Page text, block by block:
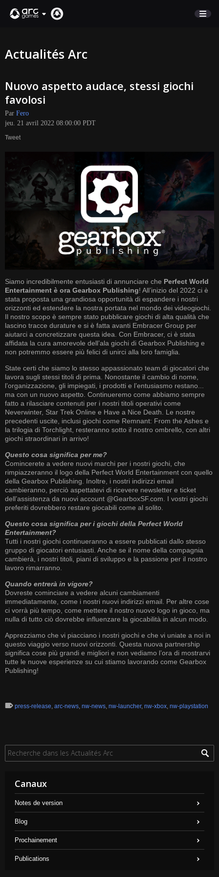
SUPPORT
Connexion
English
Pусский
Español
Actualités Arc
Nuovo aspetto audace, stessi giochi
favolosi
Par Fero
jeu. 21 avril 2022 08:00:00 PDT
Tweet
Siamo incredibilmente entusiasti di annunciare che Perfect World
Entertainment è ora Gearbox Publishing! All’inizio del 2022 ci è
stata proposta una grandiosa opportunità di espandere i nostri
orizzonti ed estendere la nostra portata nel mondo dei videogiochi.
Il nostro scopo è sempre stato pubblicare giochi di alta qualità che
lascino tracce durature e si è fatta avanti Embracer Group per
aiutarci a concretizzare questa idea. Con Embracer, ci è stata
affidata la cura amorevole dell’ala giochi di Gearbox Publishing e
non potremmo essere più felici di unirci alla loro famiglia.
State certi che siamo lo stesso appassionato team di giocatori che
lavora sugli stessi titoli di prima. Nonostante il cambio di nome,
l’organizzazione, gli impiegati, i prodotti e l’entusiasmo restano...
ma con un nuovo aspetto. Continueremo come abbiamo sempre
fatto a rilasciare contenuti per i nostri titoli operativi come
Neverwinter, Star Trek Online e Have a Nice Death. Le nostre
precedenti uscite, inclusi giochi come Remnant: From the Ashes e
la trilogia di Torchlight, resteranno sotto il nostro ombrello, con altri
giochi straordinari in arrivo!
Questo cosa significa per me?
Comincerete a vedere nuovi marchi per i nostri giochi, che
rimpiazzeranno il logo della Perfect World Entertainment con quello
della Gearbox Publishing. Inoltre, i nostri indirizzi email
cambieranno, perciò aspettatevi di ricevere newsletter e ticket
dell’assistenza da nuovi account @GearboxSF.com. I vostri giochi
preferiti dovrebbero restare giocabili come al solito.
Questo cosa significa per i giochi della Perfect World
Entertainment?
Tutti i nostri giochi continueranno a essere pubblicati dallo stesso
gruppo di giocatori entusiasti. Anche se il nome della compagnia
cambierà, i nostri titoli, piani di sviluppo e la passione per il nostro
lavoro rimarranno.
Quando entrerà in vigore?
Dovreste cominciare a vedere alcuni cambiamenti
immediatamente, come i nostri nuovi indirizzi email. Per altre cose
ci vorrà più tempo, come mettere il nostro nuovo logo in gioco, ma
nulla di tutto ciò dovrebbe influenzare la giocabilità in alcun modo.
Apprezziamo che vi piacciano i nostri giochi e che vi uniate a noi in
questo viaggio verso nuovi orizzonti. Questa nuova partnership
significa cose più grandi e migliori e non vediamo l’ora di mostrarvi
tutte le nuove esperienze su cui stiamo lavorando come Gearbox
Publishing!
press-release arc-news nw-news nw-launcher, nw-xbox nw-playstation
Canaux
Notes de version
Blog
Prochainement
Publications